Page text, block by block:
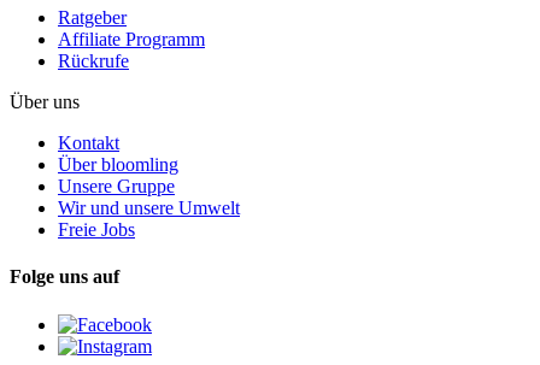
Ratgeber
Affiliate Programm
Rückrufe
Über uns
Kontakt
Über bloomling
Unsere Gruppe
Wir und unsere Umwelt
Freie Jobs
Folge uns auf